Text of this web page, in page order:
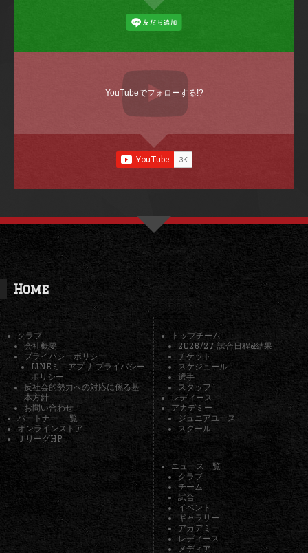
YouTubeでフォローする!?
Home
クラブ
会社概要
プライバシーポリシー
LINEミニアプリ プライバシー
ポリシー
反社会的勢力への対応に係る基
本方針
お問い合わせ
パートナー 一覧
オンラインストア
ＪリーグHP
トップチーム
2026/27 試合日程&結果
チケット
スケジュール
選手
スタッフ
レディース
アカデミー
ジュニアユース
スクール
ニュース一覧
クラブ
チーム
試合
イベント
ギャラリー
アカデミー
レディース
メディア